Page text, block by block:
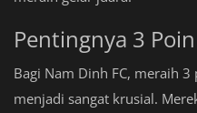
Pentingnya 3
Bagi Nam Dinh FC, meraih
menjadi sangat krusial.